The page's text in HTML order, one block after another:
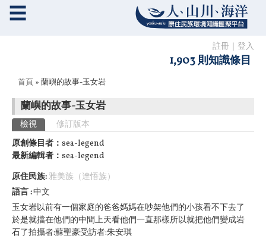
註冊 登入
1,903 則知識條目
☰
您在這裡
首頁 » 蘭嶼的故事-玉女岩
蘭嶼的故事-玉女岩
主要索引標籤
檢視 (作用中頁籤)
修訂版本
原創條目者： sea-legend
最新編輯者： sea-legend
原住民族:雅美族（達悟族）
語言 中文
玉女岩以前有一個家庭的爸爸媽媽在吵架他們的小孩看不下去了
於是就擋在他們的中間上天看他們一直那樣所以就把他們變成岩
石了拍攝者:蘇聖豪受訪者:朱安琪